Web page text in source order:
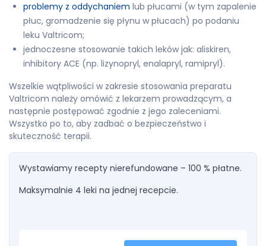
problemy z oddychaniem lub płucami (w tym zapalenie
płuc, gromadzenie się płynu w płucach) po podaniu
leku Valtricom;
jednoczesne stosowanie takich leków jak: aliskiren,
inhibitory ACE (np. lizynopryl, enalapryl, ramipryl).
Wszelkie wątpliwości w zakresie stosowania preparatu
Valtricom należy omówić z lekarzem prowadzącym, a
następnie postępować zgodnie z jego zaleceniami.
Wszystko po to, aby zadbać o bezpieczeństwo i
skuteczność terapii.
Wystawiamy recepty nierefundowane – 100 % płatne.
Maksymalnie 4 leki na jednej recepcie.